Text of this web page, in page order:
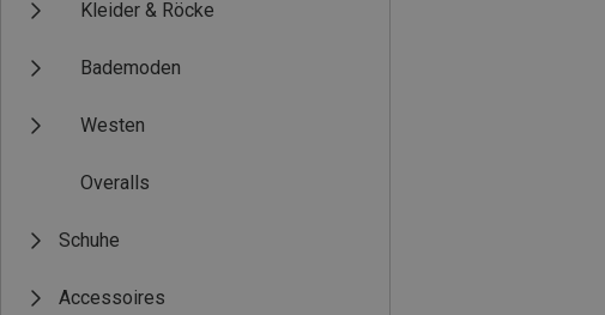
Kleider & Röcke
Bademoden
Westen
Overalls
Schuhe
Accessoires